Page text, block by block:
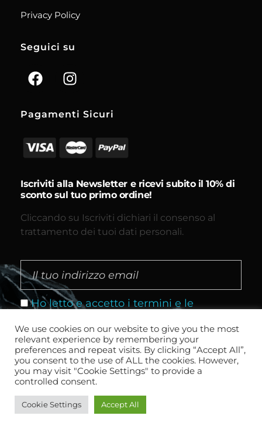
Privacy Policy
Seguici su
Pagamenti Sicuri
Iscriviti alla Newsletter e ricevi subito il 10% di
sconto sul tuo primo ordine!
Cliccando su Iscriviti dichiari il consenso al
trattamento dei tuoi dati personali.
Ho letto e accetto i termini e le
2024 _ Tutti i diritti riservati _© Wemadeit Studio
We use cookies on our website to give you the most
relevant experience by remembering your
preferences and repeat visits. By clicking “Accept All”,
you consent to the use of ALL the cookies. However,
you may visit "Cookie Settings" to provide a
controlled consent.
Cookie Settings Accept All